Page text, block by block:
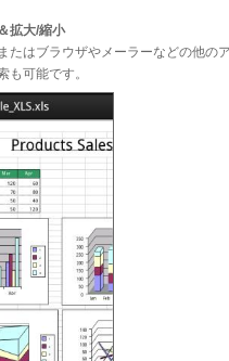
拡大/縮小
たはブラウザやメーラーなどの他の
も可能です。